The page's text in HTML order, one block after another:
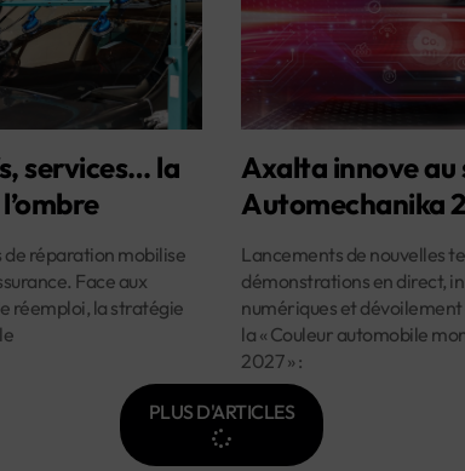
services… la
de réparation mobilise
Face aux
réemploi, la stratégie
Axalta innove au
Automechanika
Lancements de nouvelles
démonstrations en direct,
numériques et
la « Couleur automobile
2027 » :
PLUS D'ARTICLES